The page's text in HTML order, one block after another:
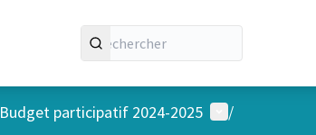
Budget participatif 2024-2025 Menu utilisateur
/